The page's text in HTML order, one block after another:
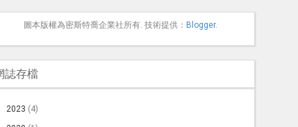
圖本版權為密斯特喬企業社所有. 技術提供：Blogger.
誌存檔
2023 (4)